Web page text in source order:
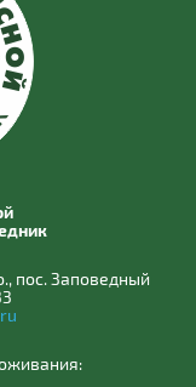
пос. Заповедный